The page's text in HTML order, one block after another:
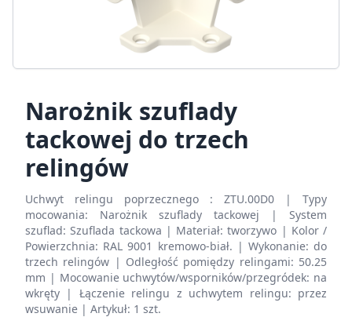
Narożnik szuflady
tackowej do trzech
relingów
Uchwyt relingu poprzecznego : ZTU.00D0 | Typy
mocowania: Narożnik szuflady tackowej | System
szuflad: Szuflada tackowa | Materiał: tworzywo | Kolor /
Powierzchnia: RAL 9001 kremowo-biał. | Wykonanie: do
trzech relingów | Odległość pomiędzy relingami: 50.25
mm | Mocowanie uchwytów/wsporników/przegródek: na
wkręty | Łączenie relingu z uchwytem relingu: przez
wsuwanie | Artykuł: 1 szt.